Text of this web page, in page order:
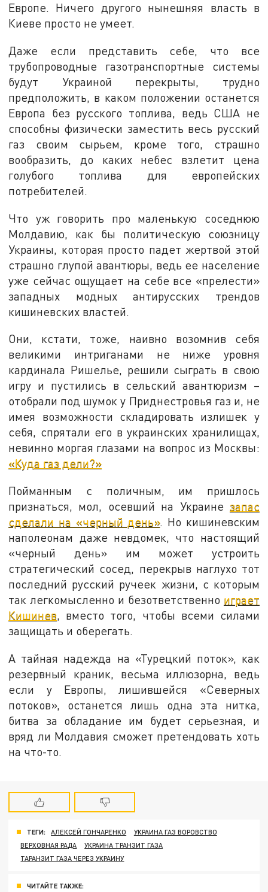
Европе. Ничего другого нынешняя власть в
Киеве просто не умеет.
Даже если представить себе, что все
трубопроводные газотранспортные системы
будут Украиной перекрыты, трудно
предположить, в каком положении останется
Европа без русского топлива, ведь США не
способны физически заместить весь русский
газ своим сырьем, кроме того, страшно
вообразить, до каких небес взлетит цена
голубого топлива для европейских
потребителей.
Что уж говорить про маленькую соседнюю
Молдавию, как бы политическую союзницу
Украины, которая просто падет жертвой этой
страшно глупой авантюры, ведь ее население
уже сейчас ощущает на себе все «прелести»
западных модных антирусских трендов
кишиневских властей.
Они, кстати, тоже, наивно возомнив себя
великими интриганами не ниже уровня
кардинала Ришелье, решили сыграть в свою
игру и пустились в сельский авантюризм –
отобрали под шумок у Приднестровья газ и, не
имея возможности складировать излишек у
себя, спрятали его в украинских хранилищах,
невинно моргая глазами на вопрос из Москвы:
«Куда газ дели?»
Пойманным с поличным, им пришлось
признаться, мол, осевший на Украине запас
сделали на «черный день». Но кишиневским
наполеонам даже невдомек, что настоящий
«черный день» им может устроить
стратегический сосед, перекрыв наглухо тот
последний русский ручеек жизни, с которым
так легкомысленно и безответственно играет
Кишинев, вместо того, чтобы всеми силами
защищать и оберегать.
А тайная надежда на «Турецкий поток», как
резервный краник, весьма иллюзорна, ведь
если у Европы, лишившейся «Северных
потоков», останется лишь одна эта нитка,
битва за обладание им будет серьезная, и
вряд ли Молдавия сможет претендовать хоть
на что-то.
ТЕГИ: АЛЕКСЕЙ ГОНЧАРЕНКО
УКРАИНА ГАЗ ВОРОВСТВО
ВЕРХОВНАЯ РАДА
УКРАИНА ТРАНЗИТ ГАЗА
ТАРАНЗИТ ГАЗА ЧЕРЕЗ УКРАИНУ
ЧИТАЙТЕ ТАКЖЕ: